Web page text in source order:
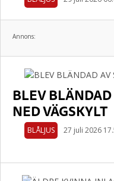
Annons:
BLEV BLÄNDAD
NED VÄGSKYLT
BLÅLJUS 27 juli 2026